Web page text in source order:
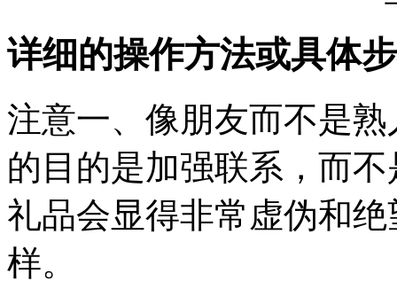
详细的操作方法或具体
注意一、像朋友而不是
的目的是加强联系，而
礼品会显得非常虚伪和
样。